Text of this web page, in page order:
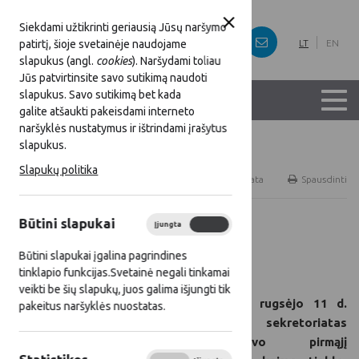
Siekdami užtikrinti geriausią Jūsų naršymo
patirtį, šioje svetainėje naudojame
slapukus (angl. cookies). Naršydami toliau
Jūs patvirtinsite savo sutikimą naudoti
slapukus. Savo sutikimą bet kada
galite atšaukti pakeisdami interneto
naršyklės nustatymus ir ištrindami įrašytus
slapukus.
Slapukų politika
Būtini slapukai Įjungta
Būtini slapukai įgalina pagrindines
tinklapio funkcijas.Svetainė negali tinkamai
veikti be šių slapukų, juos galima išjungti tik
pakeitus naršyklės nuostatas.
LT EN
Titulinis
Spausdinti
Naujienų prenumerata
Visos naujienos
2025 09 11
2025 m. rugsėjo 11 d.
LKT sekretoriatas
organizavo pirmąjį